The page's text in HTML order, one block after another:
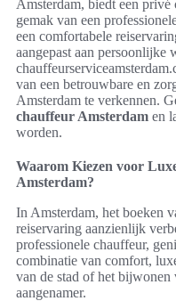
Amsterdam, biedt een
gemak van een
een comfortabele
aangepast aan persoonlijke
van een betrouwbare en
Amsterdam te verkennen.
chauffeur Amsterdam en
worden.
Waarom Kiezen voor
Amsterdam?
In Amsterdam, het boeken
reiservaring aanzienlijk
professionele chauffeur,
combinatie van comfort,
van de stad of het bijwonen
aangenamer.